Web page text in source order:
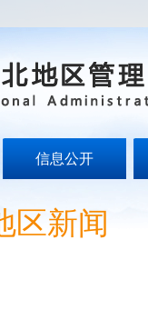
信息公开
区新闻